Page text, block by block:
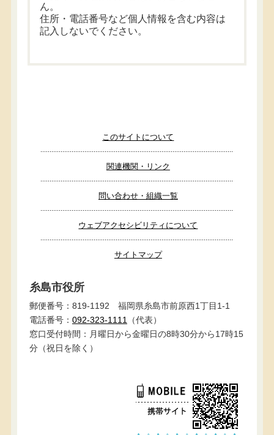
ん。
住所・電話番号など個人情報を含む内容は
記入しないでください。
このサイトについて
関連機関・リンク
問い合わせ・組織一覧
ウェブアクセシビリティについて
サイトマップ
糸島市役所
郵便番号：819-1192 福岡県糸島市前原西1丁目1-1
電話番号： 092-323-1111（代表）
窓口受付時間：月曜日から金曜日の8時30分から17時15
分（祝日を除く）